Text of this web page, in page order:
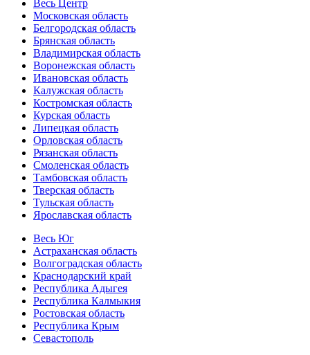
Весь Центр
Московская область
Белгородская область
Брянская область
Владимирская область
Воронежская область
Ивановская область
Калужская область
Костромская область
Курская область
Липецкая область
Орловская область
Рязанская область
Смоленская область
Тамбовская область
Тверская область
Тульская область
Ярославская область
Весь Юг
Астраханская область
Волгоградская область
Краснодарский край
Республика Адыгея
Республика Калмыкия
Ростовская область
Республика Крым
Севастополь